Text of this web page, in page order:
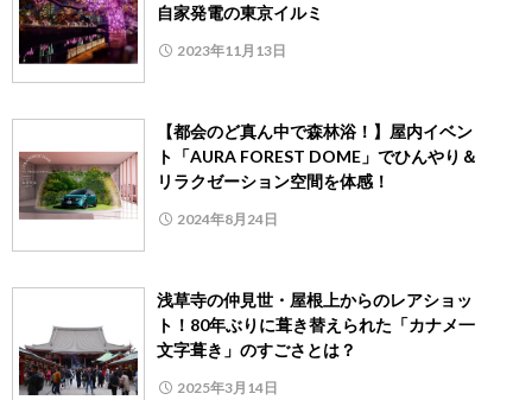
自家発電の東京イルミ
2023年11月13日
【都会のど真ん中で森林浴！】屋内イベン
ト「AURA FOREST DOME」でひんやり＆
リラクゼーション空間を体感！
2024年8月24日
浅草寺の仲見世・屋根上からのレアショッ
ト！80年ぶりに葺き替えられた「カナメ一
文字葺き」のすごさとは？
2025年3月14日